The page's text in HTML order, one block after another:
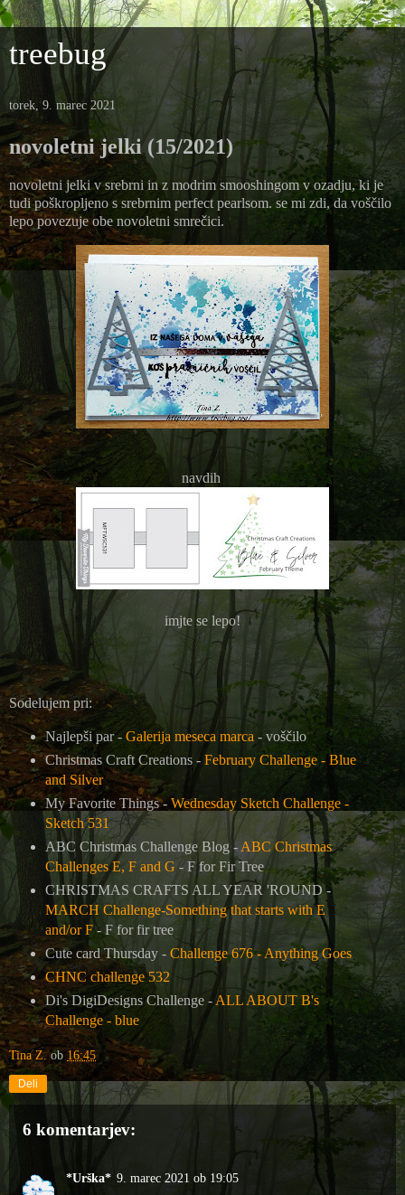
treebug
torek, 9. marec 2021
novoletni jelki (15/2021)
novoletni jelki v srebrni in z modrim smooshingom v ozadju, ki je
tudi poškropljeno s srebrnim perfect pearlsom. se mi zdi, da voščilo
lepo povezuje obe novoletni smrečici.
navdih
imjte se lepo!
Sodelujem pri:
Najlepši par - Galerija meseca marca - voščilo
Christmas Craft Creations - February Challenge - Blue
and Silver
My Favorite Things - Wednesday Sketch Challenge -
Sketch 531
ABC Christmas Challenge Blog - ABC Christmas
Challenges E, F and G - F for Fir Tree
CHRISTMAS CRAFTS ALL YEAR 'ROUND -
MARCH Challenge-Something that starts with E
and/or F- F for fir tree
Cute card Thursday - Challenge 676 - Anything Goes
CHNC challenge 532
Di's DigiDesigns Challenge - ALL ABOUT B's
Challenge - blue
Tina Z. ob 16:45
Deli
6 komentarjev:
*Urška* 9. marec 2021 ob 19:05